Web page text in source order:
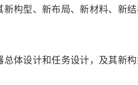
构型、新布局、新材料、新
体设计和任务设计，及其新